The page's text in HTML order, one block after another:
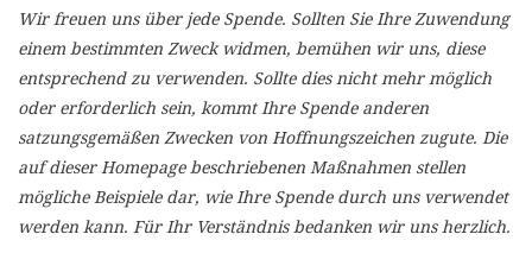
Wir freuen uns über jede Spende. Sollten Sie Ihre Zuwendung
einem bestimmten Zweck widmen, bemühen wir uns, diese
entsprechend zu verwenden. Sollte dies nicht mehr möglich
oder erforderlich sein, kommt Ihre Spende anderen
satzungsgemäßen Zwecken von Hoffnungszeichen zugute. Die
auf dieser Homepage beschriebenen Maßnahmen stellen
mögliche Beispiele dar, wie Ihre Spende durch uns verwendet
werden kann. Für Ihr Verständnis bedanken wir uns herzlich.
'Cookie-
Impressum
ALLEN